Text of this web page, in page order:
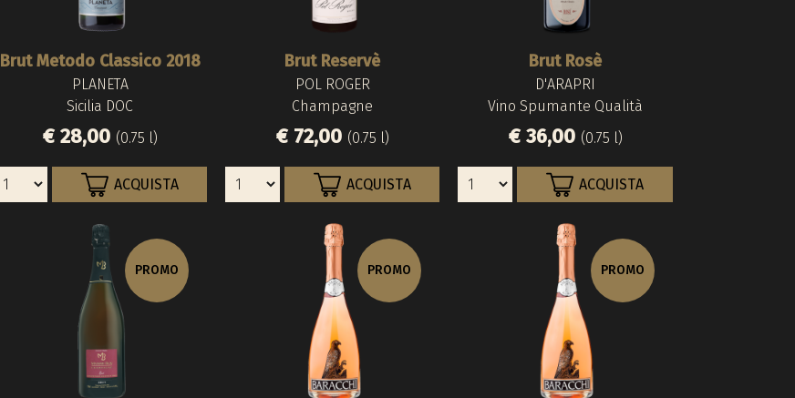
Brut Metodo Classico 2018
PLANETA
Sicilia DOC
€ 28,00 (0.75 l)
ACQUISTA
Brut Reservè
POL ROGER
Champagne
€ 72,00 (0.75 l)
ACQUISTA
Brut Rosè
D'ARAPRI
Vino Spumante Qualità
€ 36,00 (0.75 l)
ACQUISTA
PROMO PROMO PROMO